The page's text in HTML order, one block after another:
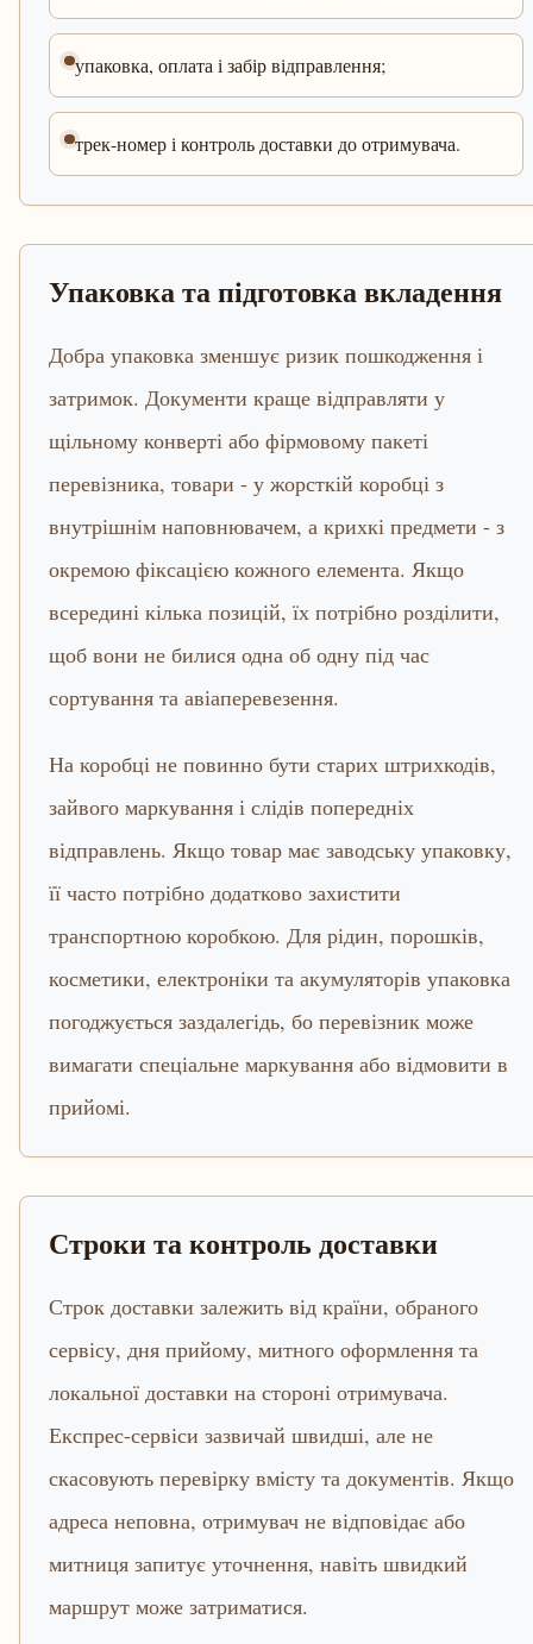
упаковка, оплата і забір відправлення;
трек-номер і контроль доставки до отримувача.
Упаковка та підготовка вкладення
Добра упаковка зменшує ризик пошкодження і
затримок. Документи краще відправляти у
щільному конверті або фірмовому пакеті
перевізника, товари - у жорсткій коробці з
внутрішнім наповнювачем, а крихкі предмети - з
окремою фіксацією кожного елемента. Якщо
всередині кілька позицій, їх потрібно розділити,
щоб вони не билися одна об одну під час
сортування та авіаперевезення.
На коробці не повинно бути старих штрихкодів,
зайвого маркування і слідів попередніх
відправлень. Якщо товар має заводську упаковку,
її часто потрібно додатково захистити
транспортною коробкою. Для рідин, порошків,
косметики, електроніки та акумуляторів упаковка
погоджується заздалегідь, бо перевізник може
вимагати спеціальне маркування або відмовити в
прийомі.
Строки та контроль доставки
Строк доставки залежить від країни, обраного
сервісу, дня прийому, митного оформлення та
локальної доставки на стороні отримувача.
Експрес-сервіси зазвичай швидші, але не
скасовують перевірку вмісту та документів. Якщо
адреса неповна, отримувач не відповідає або
митниця запитує уточнення, навіть швидкий
маршрут може затриматися.